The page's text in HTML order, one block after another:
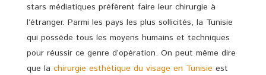
stars médiatiques préfèrent faire leur chirurgie à
l’étranger. Parmi les pays les plus sollicités, la Tunisie
qui possède tous les moyens humains et techniques
pour réussir ce genre d’opération. On peut même dire
que la chirurgie esthétique du visage en Tunisie est